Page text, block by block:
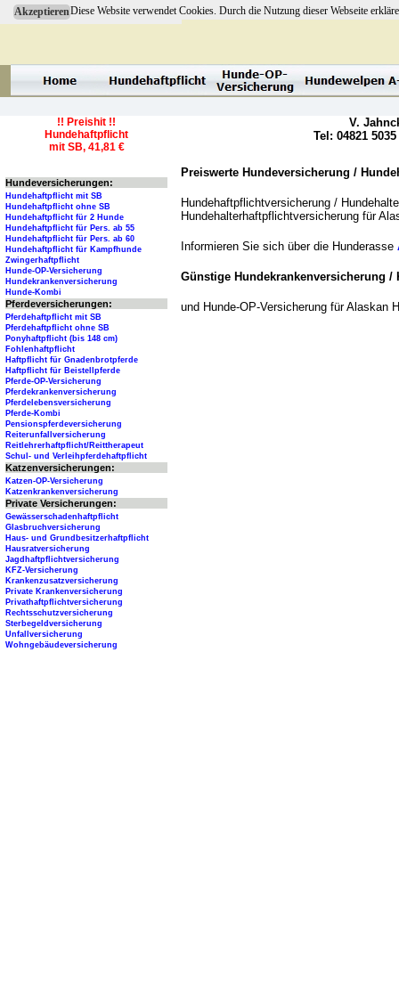
AkzeptierenDiese Website verwendet Cookies. Durch die Nutzung dieser Webseite
Preiswerte Hundeversicherung /
Hundehaftpflichtversicherung /
Hundehalterhaftpflichtversicherung für
Informieren Sie sich über die Hunderasse
Günstige Hundekrankenversicherung
und Hunde-OP-Versicherung für Alaskan
V.
Tel: 04821
!! Preishit !!
Hundehaftpflicht
mit SB, 41,81 €
Hundeversicherungen:
Hundehaftpflicht mit SB
Hundehaftpflicht ohne SB
Hundehaftpflicht für 2 Hunde
Hundehaftpflicht für Pers. ab 55
Hundehaftpflicht für Pers. ab 60
Hundehaftpflicht für Kampfhunde
Zwingerhaftpflicht
Hunde-OP-Versicherung
Hundekrankenversicherung
Hunde-Kombi
Pferdeversicherungen:
Pferdehaftpflicht mit SB
Pferdehaftpflicht ohne SB
Ponyhaftpflicht (bis 148 cm)
Fohlenhaftpflicht
Haftpflicht für Gnadenbrotpferde
Haftpflicht für Beistellpferde
Pferde-OP-Versicherung
Pferdekrankenversicherung
Pferdelebensversicherung
Pferde-Kombi
Pensionspferdeversicherung
Reiterunfallversicherung
Reitlehrerhaftpflicht/Reittherapeut
Schul- und Verleihpferdehaftpflicht
Katzenversicherungen:
Katzen-OP-Versicherung
Katzenkrankenversicherung
Private Versicherungen:
Gewässerschadenhaftpflicht
Glasbruchversicherung
Haus- und Grundbesitzerhaftpflicht
Hausratversicherung
Jagdhaftpflichtversicherung
KFZ-Versicherung
Krankenzusatzversicherung
Private Krankenversicherung
Privathaftpflichtversicherung
Rechtsschutzversicherung
Sterbegeldversicherung
Unfallversicherung
Wohngebäudeversicherung